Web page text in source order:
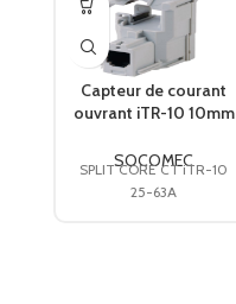
Capteur de courant
ouvrant iTR-10 10mm
SOCOMEC
SOCOMEC
SPLIT CORE CT iTR-10
25-63A